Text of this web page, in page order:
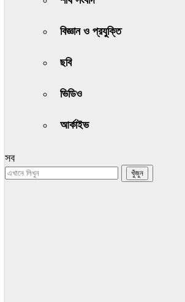
বিজ্ঞান ও প্রযুক্তি
ছবি
ভিডিও
আর্কাইভ
সব